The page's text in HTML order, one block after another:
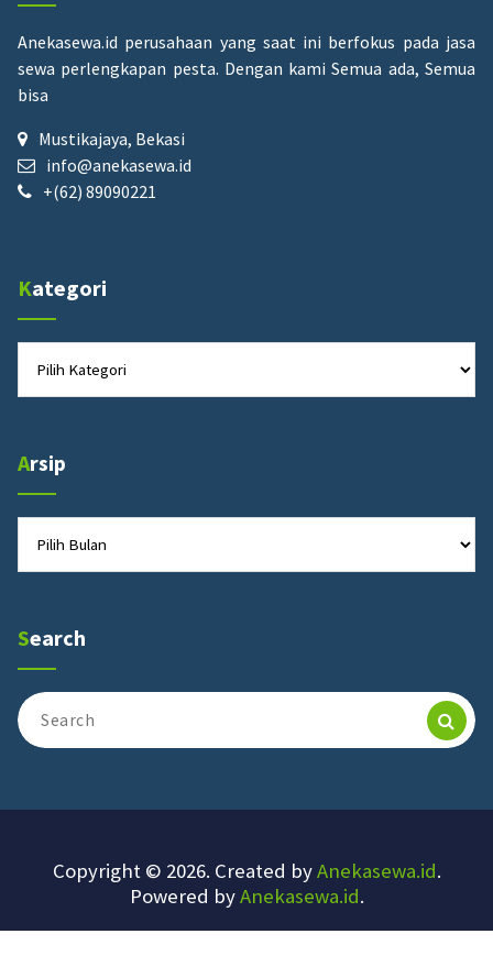
Anekasewa.id perusahaan yang saat ini berfokus pada jasa
sewa perlengkapan pesta. Dengan kami Semua ada, Semua
bisa
Mustikajaya, Bekasi
info@anekasewa.id
+(62) 89090221
Kategori
Arsip
Search
Search
for:
Copyright © 2026. Created byAnekasewa.id.
Powered byAnekasewa.id.